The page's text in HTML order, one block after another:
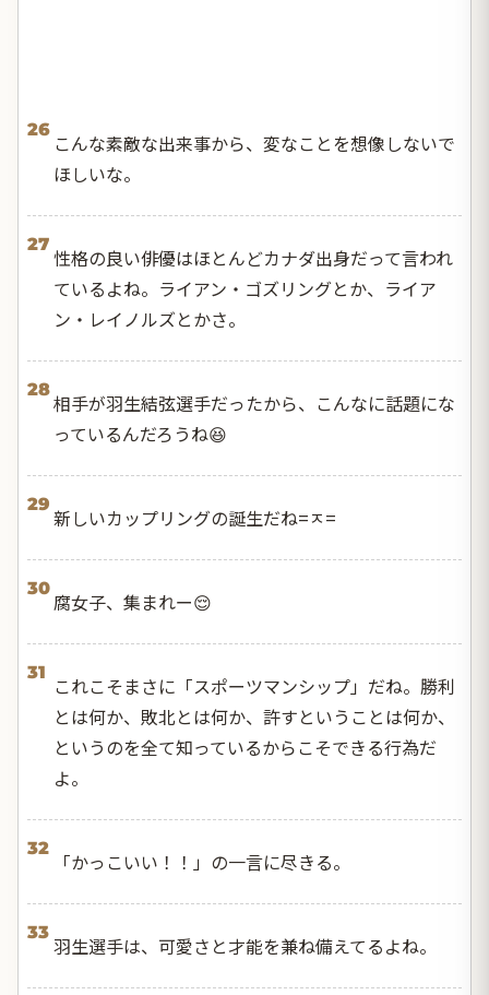
26
こんな素敵な出来事から、変なことを想像しないで
ほしいな。
27
性格の良い俳優はほとんどカナダ出身だって言われ
ているよね。ライアン・ゴズリングとか、ライア
ン・レイノルズとかさ。
28
相手が羽生結弦選手だったから、こんなに話題にな
っているんだろうね😆
29
新しいカップリングの誕生だね=ㅈ=
30
腐女子、集まれー😌
31
これこそまさに「スポーツマンシップ」だね。勝利
とは何か、敗北とは何か、許すということは何か、
というのを全て知っているからこそできる行為だ
よ。
32
「かっこいい！！」の一言に尽きる。
33
羽生選手は、可愛さと才能を兼ね備えてるよね。